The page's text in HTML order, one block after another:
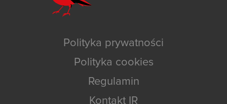
Polityka prywatności
Polityka cookies
Regulamin
Kontakt IR